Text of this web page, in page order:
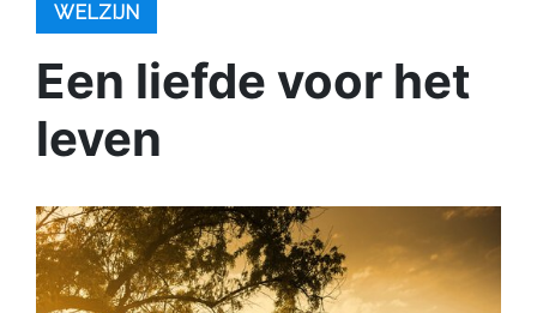
WELZIJN
Een liefde voor het
leven